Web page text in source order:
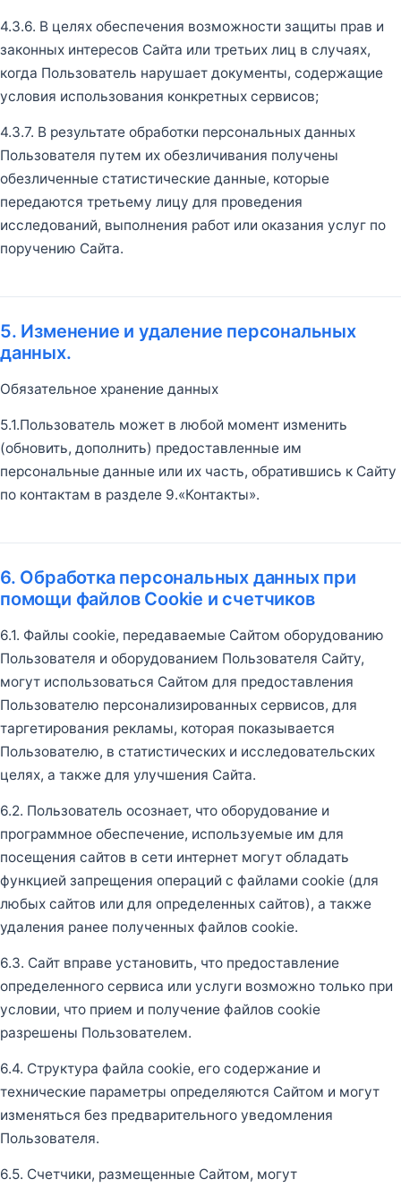
4.3.6. В целях обеспечения возможности защиты прав и
законных интересов Сайта или третьих лиц в случаях,
когда Пользователь нарушает документы, содержащие
условия использования конкретных сервисов;
4.3.7. В результате обработки персональных данных
Пользователя путем их обезличивания получены
обезличенные статистические данные, которые
передаются третьему лицу для проведения
исследований, выполнения работ или оказания услуг по
поручению Сайта.
5. Изменение и удаление персональных
данных.
Обязательное хранение данных
5.1.Пользователь может в любой момент изменить
(обновить, дополнить) предоставленные им
персональные данные или их часть, обратившись к Сайту
по контактам в разделе 9.«Контакты».
6. Обработка персональных данных при
помощи файлов Cookie и счетчиков
6.1. Файлы cookie, передаваемые Сайтом оборудованию
Пользователя и оборудованием Пользователя Сайту,
могут использоваться Сайтом для предоставления
Пользователю персонализированных сервисов, для
таргетирования рекламы, которая показывается
Пользователю, в статистических и исследовательских
целях, а также для улучшения Сайта.
6.2. Пользователь осознает, что оборудование и
программное обеспечение, используемые им для
посещения сайтов в сети интернет могут обладать
функцией запрещения операций с файлами cookie (для
любых сайтов или для определенных сайтов), а также
удаления ранее полученных файлов cookie.
6.3. Сайт вправе установить, что предоставление
определенного сервиса или услуги возможно только при
условии, что прием и получение файлов cookie
разрешены Пользователем.
6.4. Структура файла cookie, его содержание и
технические параметры определяются Сайтом и могут
изменяться без предварительного уведомления
Пользователя.
6.5. Счетчики, размещенные Сайтом, могут